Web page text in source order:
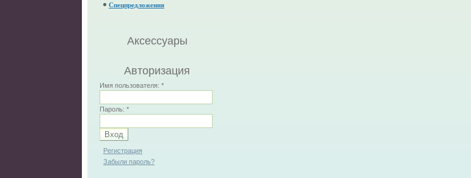
Спецпредложения
Аксессуары
Авторизация
Имя пользователя:*
Пароль:*
Регистрация
Забыли пароль?